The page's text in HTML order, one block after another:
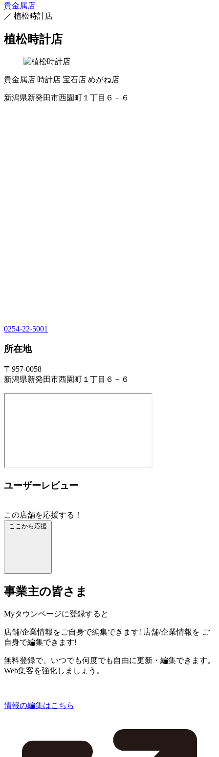
貴金属店
／ 植松時計店
植松時計店
貴金属店 時計店 宝石店 めがね店
新潟県新発田市西園町１丁目６－６
0254-22-5001
所在地
〒957-0058
新潟県新発田市西園町１丁目６－６
ユーザーレビュー
この店舗を応援する！
ここから応援
事業主の皆さま
Myタウンページに登録すると
店舗/企業情報をご自身で編集できます! 店舗/企業情報を ご
自身で編集できます!
無料登録で、いつでも何度でも自由に更新・編集できます。
Web集客を強化しましょう。
情報の編集はこちら